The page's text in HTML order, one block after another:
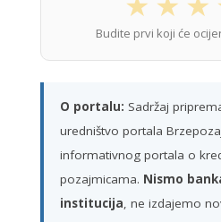
Budite prvi koji će
O portalu: Sadržaj
uredništvo portala
informativnog portala o
pozajmicama. Nismo
institucija, ne izdajemo